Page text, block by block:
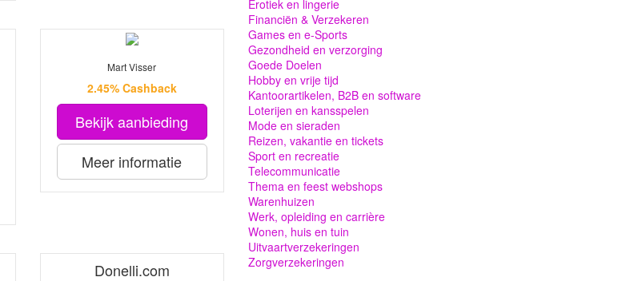
Mart Visser
2.45% Cashback
Bekijk aanbieding
Meer informatie
Donelli.com
Erotiek en lingerie
Financiën & Verzekeren
Games en e-Sports
Gezondheid en verzorging
Goede Doelen
Hobby en vrije tijd
Kantoorartikelen, B2B en software
Loterijen en kansspelen
Mode en sieraden
Reizen, vakantie en tickets
Sport en recreatie
Telecommunicatie
Thema en feest webshops
Warenhuizen
Werk, opleiding en carrière
Wonen, huis en tuin
Uitvaartverzekeringen
Zorgverzekeringen